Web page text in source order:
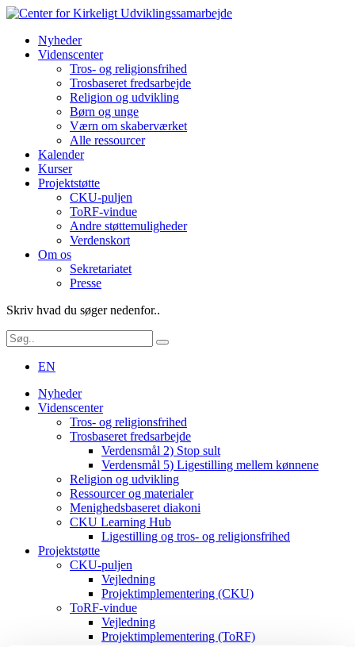
Nyheder
Videnscenter
Tros- og religionsfrihed
Trosbaseret fredsarbejde
Religion og udvikling
Børn og unge
Værn om skaberværket
Alle ressourcer
Kalender
Kurser
Projektstøtte
CKU-puljen
ToRF-vindue
Andre støttemuligheder
Verdenskort
Om os
Sekretariatet
Presse
Skriv hvad du søger nedenfor..
EN
Nyheder
Videnscenter
Tros- og religionsfrihed
Trosbaseret fredsarbejde
Verdensmål 2) Stop sult
Verdensmål 5) Ligestilling mellem kønnene
Religion og udvikling
Ressourcer og materialer
Menighedsbaseret diakoni
CKU Learning Hub
Ligestilling og tros- og religionsfrihed
Projektstøtte
CKU-puljen
Vejledning
Projektimplementering (CKU)
ToRF-vindue
Vejledning
Projektimplementering (ToRF)